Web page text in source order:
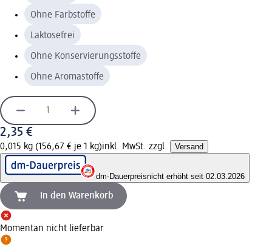
Ohne Farbstoffe
Laktosefrei
Ohne Konservierungsstoffe
Ohne Aromastoffe
2,35 €
0,015 kg (156,67 € je 1 kg)inkl. MwSt. zzgl. Versand
dm-Dauerpreisnicht erhöht seit 02.03.2026
In den Warenkorb
Momentan nicht lieferbar